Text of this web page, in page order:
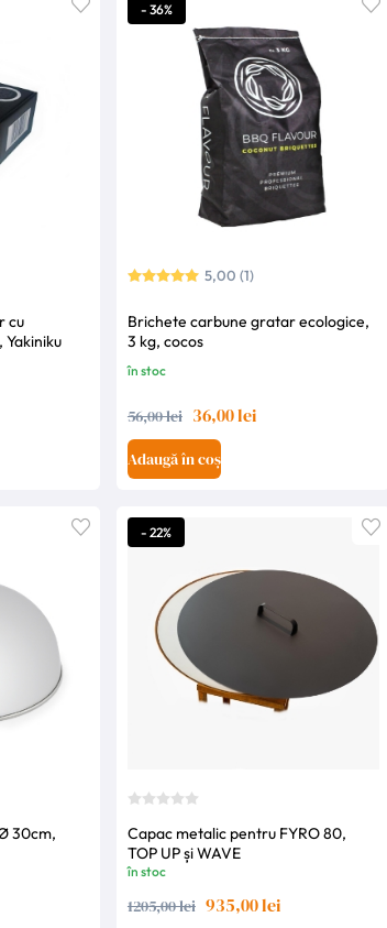
cu
- 36%
5,00 (1)
Brichete carbune gratar ecologice,
3 kg, cocos
în stoc
56,00 lei 36,00 lei
Adaugă în coș
30cm,
- 22%
Capac metalic pentru FYRO 80,
TOP UP și WAVE
în stoc
1205,00 lei 935,00 lei